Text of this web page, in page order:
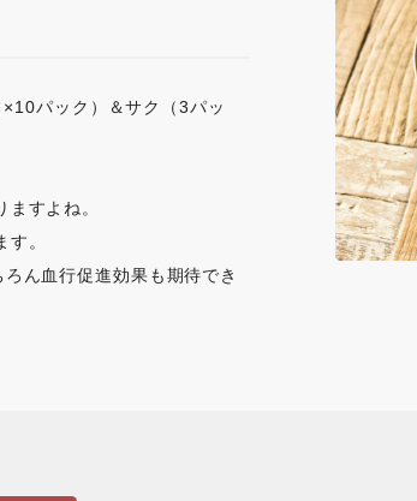
パック）＆サク（3パッ
すよね。
。
ん血行促進効果も期待でき